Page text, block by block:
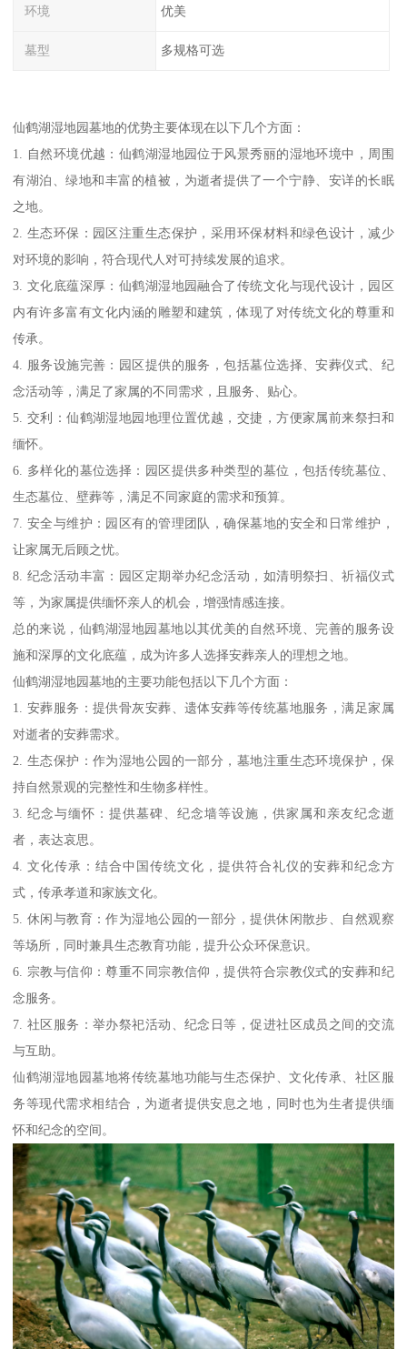
环境 优美
墓型 多规格可选
仙鹤湖湿地园墓地的优势主要体现在以下几个方面：
1. 自然环境优越：仙鹤湖湿地园位于风景秀丽的湿地环境中，周围
有湖泊、绿地和丰富的植被，为逝者提供了一个宁静、安详的长眠
之地。
2. 生态环保：园区注重生态保护，采用环保材料和绿色设计，减少
对环境的影响，符合现代人对可持续发展的追求。
3. 文化底蕴深厚：仙鹤湖湿地园融合了传统文化与现代设计，园区
内有许多富有文化内涵的雕塑和建筑，体现了对传统文化的尊重和
传承。
4. 服务设施完善：园区提供的服务，包括墓位选择、安葬仪式、纪
念活动等，满足了家属的不同需求，且服务、贴心。
5. 交利：仙鹤湖湿地园地理位置优越，交捷，方便家属前来祭扫和
缅怀。
6. 多样化的墓位选择：园区提供多种类型的墓位，包括传统墓位、
生态墓位、壁葬等，满足不同家庭的需求和预算。
7. 安全与维护：园区有的管理团队，确保墓地的安全和日常维护，
让家属无后顾之忧。
8. 纪念活动丰富：园区定期举办纪念活动，如清明祭扫、祈福仪式
等，为家属提供缅怀亲人的机会，增强情感连接。
总的来说，仙鹤湖湿地园墓地以其优美的自然环境、完善的服务设
施和深厚的文化底蕴，成为许多人选择安葬亲人的理想之地。
仙鹤湖湿地园墓地的主要功能包括以下几个方面：
1. 安葬服务：提供骨灰安葬、遗体安葬等传统墓地服务，满足家属
对逝者的安葬需求。
2. 生态保护：作为湿地公园的一部分，墓地注重生态环境保护，保
持自然景观的完整性和生物多样性。
3. 纪念与缅怀：提供墓碑、纪念墙等设施，供家属和亲友纪念逝
者，表达哀思。
4. 文化传承：结合中国传统文化，提供符合礼仪的安葬和纪念方
式，传承孝道和家族文化。
5. 休闲与教育：作为湿地公园的一部分，提供休闲散步、自然观察
等场所，同时兼具生态教育功能，提升公众环保意识。
6. 宗教与信仰：尊重不同宗教信仰，提供符合宗教仪式的安葬和纪
念服务。
7. 社区服务：举办祭祀活动、纪念日等，促进社区成员之间的交流
与互助。
仙鹤湖湿地园墓地将传统墓地功能与生态保护、文化传承、社区服
务等现代需求相结合，为逝者提供安息之地，同时也为生者提供缅
怀和纪念的空间。